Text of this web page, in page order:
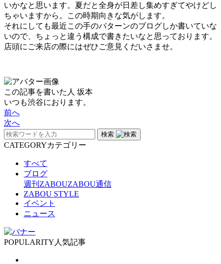
いかなと思います。夏だと全身が日差し集めすぎてやけどし
ちゃいますから。この時期向きな気がします。
それにしても最近この手のパターンのブログしか書いていな
いので、ちょっと違う構成で書きたいなと思っております。
店頭にご来店の際にはぜひご意見くだいさませ。
この記事を書いた人 坂本
いつも渋谷におります。
前へ
次へ
検索
CATEGORYカテゴリー
すべて
ブログ
週刊ZABOUZABOU通信
ZABOU STYLE
イベント
ニュース
POPULARITY 人気記事